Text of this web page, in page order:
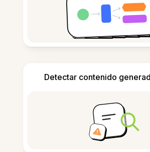
Detectar contenido